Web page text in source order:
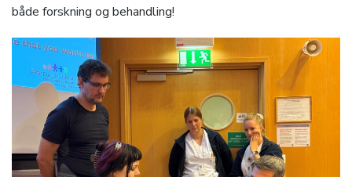
både forskning og behandling!